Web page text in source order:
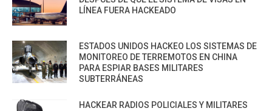
LÍNEA FUERA HACKEADO
ESTADOS UNIDOS HACKEO LOS SISTEMAS DE
MONITOREO DE TERREMOTOS EN CHINA
PARA ESPIAR BASES MILITARES
SUBTERRÁNEAS
HACKEAR RADIOS POLICIALES Y MILITARES